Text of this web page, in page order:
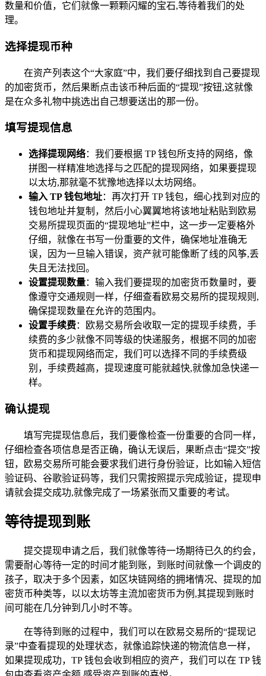
数量和价值，它们就像一颗颗闪耀的宝石,等待着我们的处
理。
选择提现币种
在资产列表这个“大家庭”中，我们要仔细找到自己要提现
的加密货币，然后果断点击该币种后面的“提现”按钮,这就像
是在众多礼物中挑选出自己想要送出的那一份。
填写提现信息
选择提现网络：我们要根据 TP 钱包所支持的网络，像
拼图一样精准地选择与之匹配的提现网络，如果要提现
以太坊,那就毫不犹豫地选择以太坊网络。
输入 TP 钱包地址：再次打开 TP 钱包，细心找到对应的
钱包地址并复制，然后小心翼翼地将该地址粘贴到欧易
交易所提现页面的“提现地址”栏中，这一步一定要格外
仔细，就像在书写一份重要的文件，确保地址准确无
误，因为一旦输入错误，资产就可能像断了线的风筝,丢
失且无法找回。
设置提现数量：输入我们要提现的加密货币数量时，要
像遵守交通规则一样，仔细查看欧易交易所的提现规则,
确保提现数量在允许的范围内。
设置手续费：欧易交易所会收取一定的提现手续费，手
续费的多少就像不同等级的快递服务，根据不同的加密
货币和提现网络而定，我们可以选择不同的手续费级
别，手续费越高，提现速度可能就越快,就像加急快递一
样。
确认提现
填写完提现信息后，我们要像检查一份重要的合同一样，
仔细检查各项信息是否正确，确认无误后，果断点击“提交”按
钮，欧易交易所可能会要求我们进行身份验证，比如输入短信
验证码、谷歌验证码等，我们只需按照提示完成验证，提现申
请就会提交成功,就像完成了一场紧张而又重要的考试。
等待提现到账
提交提现申请之后，我们就像等待一场期待已久的约会，
需要耐心等待一定的时间才能到账，到账时间就像一个调皮的
孩子，取决于多个因素，如区块链网络的拥堵情况、提现的加
密货币种类等，以以太坊等主流加密货币为例,其提现到账时
间可能在几分钟到几小时不等。
在等待到账的过程中，我们可以在欧易交易所的“提现记
录”中查看提现的处理状态，就像追踪快递的物流信息一样，
如果提现成功，TP 钱包会收到相应的资产，我们可以在 TP 钱